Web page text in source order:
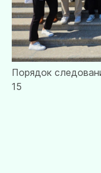
Порядок
15